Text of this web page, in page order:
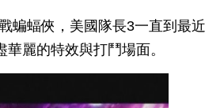
蝙蝠俠，美國隊長3一直到最近
麗的特效與打鬥場面。